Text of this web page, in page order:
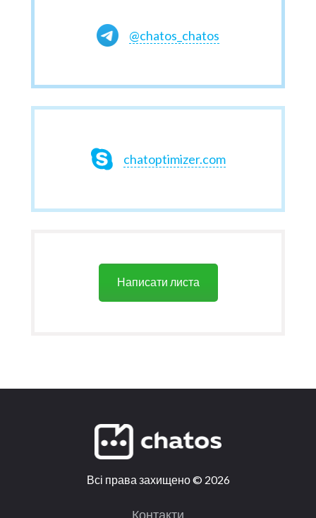
@chatos_chatos
chatoptimizer.com
Написати листа
Всі права захищено© 2026
Контакти